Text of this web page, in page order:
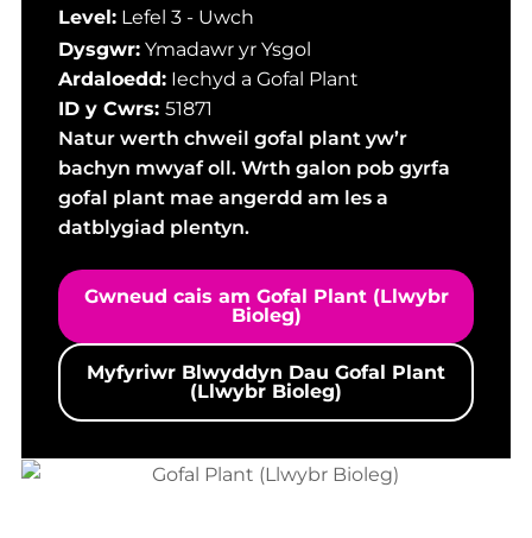
Level: Lefel 3 - Uwch
Dysgwr: Ymadawr yr Ysgol
Ardaloedd: Iechyd a Gofal Plant
ID y Cwrs: 51871
Natur werth chweil gofal plant yw’r
bachyn mwyaf oll. Wrth galon pob gyrfa
gofal plant mae angerdd am les a
datblygiad plentyn.
Gwneud cais am Gofal Plant (Llwybr
Bioleg)
Myfyriwr Blwyddyn Dau Gofal Plant
(Llwybr Bioleg)